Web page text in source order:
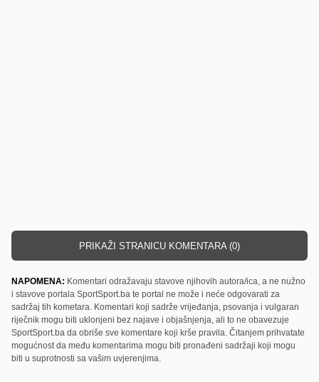
PRIKAŽI STRANICU KOMENTARA (0)
NAPOMENA: Komentari odražavaju stavove njihovih autora/ica, a ne nužno
i stavove portala SportSport.ba te portal ne može i neće odgovarati za
sadržaj tih kometara. Komentari koji sadrže vrijeđanja, psovanja i vulgaran
riječnik mogu biti uklonjeni bez najave i objašnjenja, ali to ne obavezuje
SportSport.ba da obriše sve komentare koji krše pravila. Čitanjem prihvatate
mogućnost da među komentarima mogu biti pronađeni sadržaji koji mogu
biti u suprotnosti sa vašim uvjerenjima.